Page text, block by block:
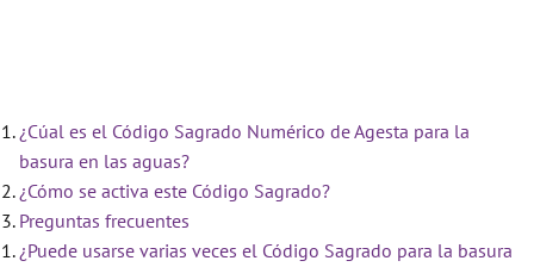
¿Cúal es el Código Sagrado Numérico de Agesta para la
basura en las aguas?
¿Cómo se activa este Código Sagrado?
Preguntas frecuentes
¿Puede usarse varias veces el Código Sagrado para la basura